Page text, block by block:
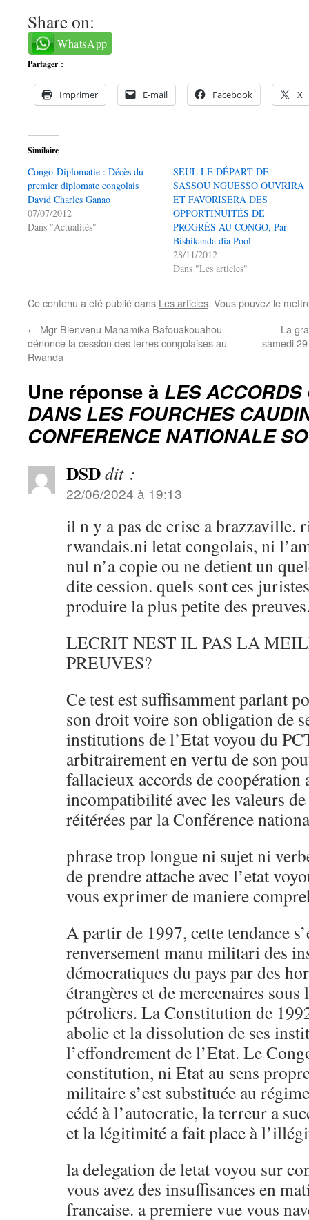
Share on:
WhatsApp
Partager :
Imprimer E-mail Facebook X
Similaire
Congo-Diplomatie : Décès du
premier diplomate congolais
David Charles Ganao
07/07/2012
Dans "Actualités"
SEUL LE DÉPART DE
SASSOU NGUESSO OUVRIRA
ET FAVORISERA DES
OPPORTINUITÉS DE
PROGRÈS AU CONGO, Par
Bishikanda dia Pool
28/11/2012
Dans "Les articles"
Ce contenu a été publié dans Les articles. Vous pouvez le
← Mgr Bienvenu Manamika Bafouakouahou
dénonce la cession des terres congolaises au
Rwanda
La
samedi
Une réponse à LES ACCORDS
DANS LES FOURCHES
CONFERENCE NATIONALE
DSDdit :
22/06/2024 à 19:13
il n y a pas de crise a brazzaville.
rwandais.ni letat congolais, ni
nul n’a copie ou ne detient un
dite cession. quels sont ces
produire la plus petite des
LECRIT NEST IL PAS LA
PREUVES?
Ce test est suffisamment parlant
son droit voire son obligation de
institutions de l’Etat voyou du
arbitrairement en vertu de son
fallacieux accords de coopération
incompatibilité avec les valeurs
réitérées par la Conférence
phrase trop longue ni sujet ni
de prendre attache avec l’etat
vous exprimer de maniere
A partir de 1997, cette tendance
renversement manu militari des
démocratiques du pays par des
étrangères et de mercenaires sous
pétroliers. La Constitution de
abolie et la dissolution de ses
l’effondrement de l’Etat. Le
constitution, ni Etat au sens
militaire s’est substituée au
cédé à l’autocratie, la terreur a
et la légitimité a fait place à
la delegation de letat voyou sur
vous avez des insuffisances en
francaise. a premiere vue vous